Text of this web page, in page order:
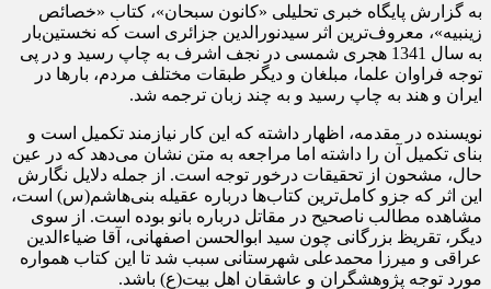
به گزارش پایگاه خبری تحلیلی «کانون سبحان»، کتاب «خصائص
زینبیه»، معروف‌ترین اثر سیدنورالدین جزائری است که نخستین‌بار
به سال 1341 هجری شمسی در نجف اشرف به چاپ رسید و در پی
توجه فراوان علما، مبلغان و دیگر طبقات مختلف مردم، بارها در
ایران و هند به چاپ رسید و به چند زبان ترجمه شد.
نویسنده در مقدمه، اظهار داشته که این کار نیازمند تکمیل است و
بنای تکمیل آن را داشته اما مراجعه به متن نشان می‌دهد که در عین
حال، مشحون از تحقیقات درخور توجه است. از جمله دلایل نگارش
این اثر که جزو کامل‌ترین کتاب‌ها درباره عقیله بنی‌هاشم(س) است،
مشاهده مطالب ناصحیح در مقاتل درباره بانو بوده است. از سوی
دیگر، تقریظ بزرگانی چون سید ابوالحسن اصفهانی، آقا ضیاءالدین
عراقی و میرزا محمدعلی شهرستانی سبب شد تا این کتاب همواره
مورد توجه پژوهشگران و عاشقان اهل بیت(ع) باشد.